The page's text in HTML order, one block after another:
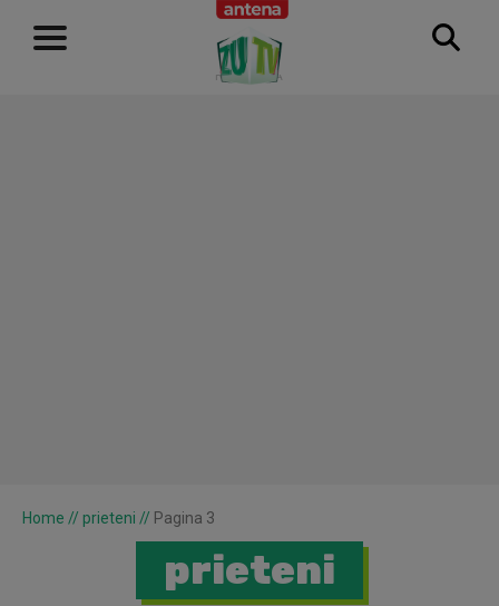
RECLAMĂ
Home // prieteni // Pagina 3
prieteni